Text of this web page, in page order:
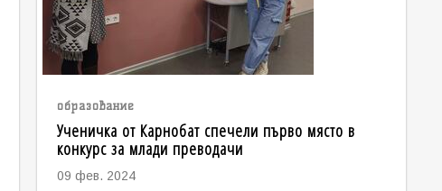
образование
Ученичка от Карнобат спечели първо място в
конкурс за млади преводачи
09 фев. 2024